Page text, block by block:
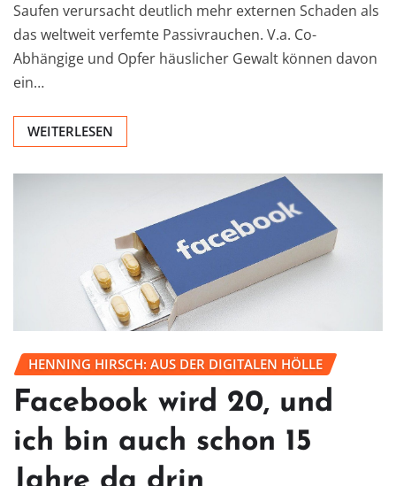
Saufen verursacht deutlich mehr externen Schaden als
das weltweit verfemte Passivrauchen. V.a. Co-
Abhängige und Opfer häuslicher Gewalt können davon
ein…
WEITERLESEN
HENNING HIRSCH: AUS DER DIGITALEN HÖLLE
Facebook wird 20, und
ich bin auch schon 15